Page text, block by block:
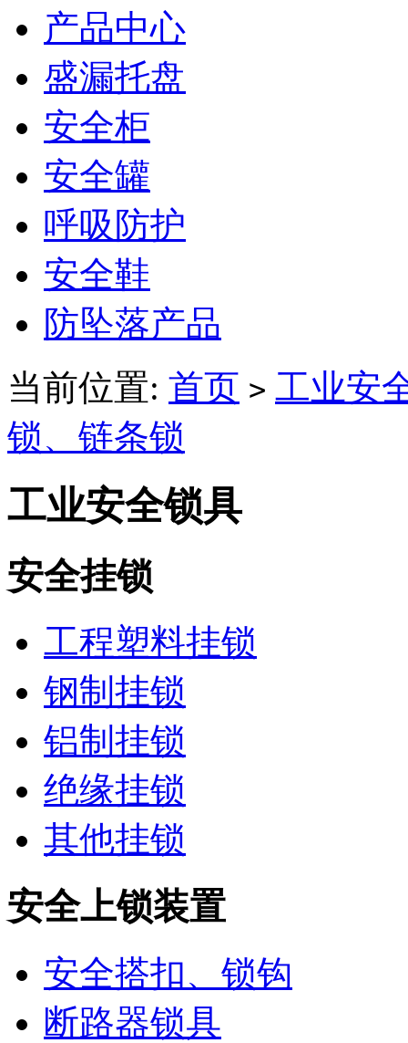
产品中心
盛漏托盘
安全柜
安全罐
呼吸防护
安全鞋
防坠落产品
当前位置: 首页 > 工业安
锁、链条锁
工业安全锁具
安全挂锁
工程塑料挂锁
钢制挂锁
铝制挂锁
绝缘挂锁
其他挂锁
安全上锁装置
安全搭扣、锁钩
断路器锁具